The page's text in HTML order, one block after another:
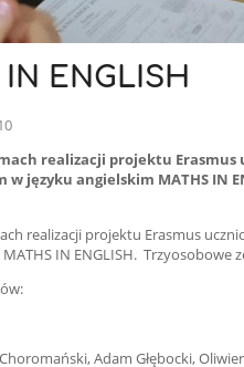
ENGLISH
realizacji projektu
języku angielskim MATHS IN
realizacji projektu Erasmus
IN ENGLISH. Trzyosobowe
Adam Głębocki,